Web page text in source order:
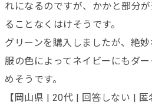
れになるのですが、かかと部分
ることなくはけそうです。
グリーンを購入しましたが、絶
服の色によってネイビーにもダ
めそうです。
【岡山県 | 20代 | 回答しない | 匿